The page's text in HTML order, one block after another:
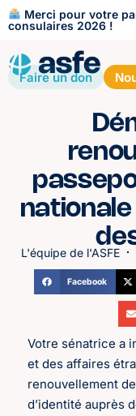
Merci pour votre
consulaires 2026 !
Faire un don
L'équipe de l'ASFE
Facebook
Votre sénatrice a
et des affaires
renouvellement
d’identité auprès